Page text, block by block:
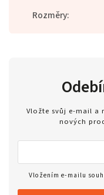
Rozměry:
Vložte svůj e-mail a
nových
Vložením e-mailu